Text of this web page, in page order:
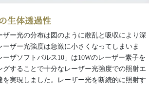
生体透過性
ザー光の分布は図のように散乱と吸収により深
ーザー光強度は急激に小さくなってしまいま
ーザソフトパルス10」は10Wのレーザー素子を
グすることで十分なレーザー光強度での照射エ
を実現しました。レーザー光を断続的に照射す